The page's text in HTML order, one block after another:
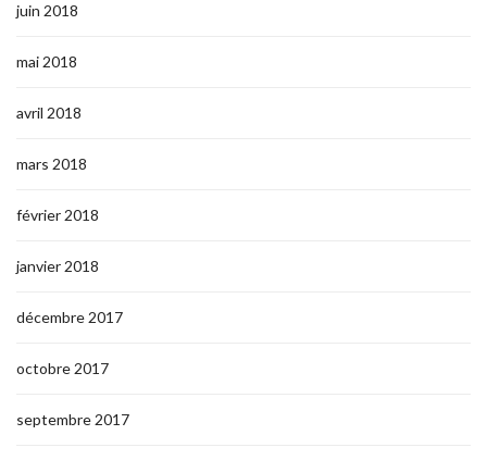
juin 2018
mai 2018
avril 2018
mars 2018
février 2018
janvier 2018
décembre 2017
octobre 2017
septembre 2017